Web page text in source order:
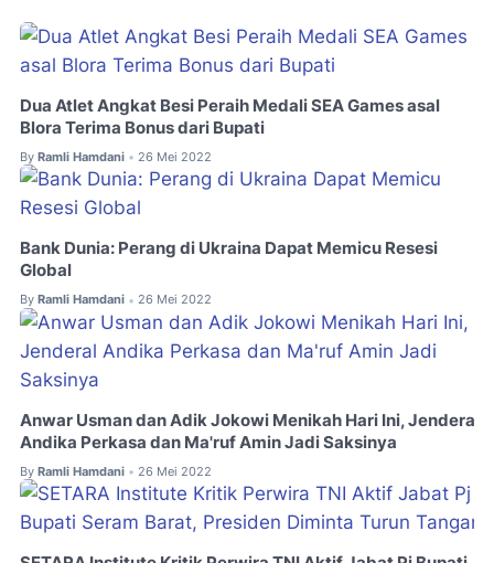
Dua Atlet Angkat Besi Peraih Medali SEA Games asal
Blora Terima Bonus dari Bupati
By Ramli Hamdani • 26 Mei 2022
Bank Dunia: Perang di Ukraina Dapat Memicu Resesi
Global
By Ramli Hamdani • 26 Mei 2022
Anwar Usman dan Adik Jokowi Menikah Hari Ini, Jenderal
Andika Perkasa dan Ma'ruf Amin Jadi Saksinya
By Ramli Hamdani • 26 Mei 2022